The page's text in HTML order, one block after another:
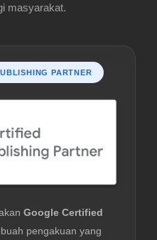
masyarakat.
PARTNER
Google Certified
pengakuan yang